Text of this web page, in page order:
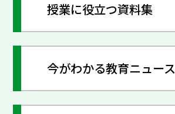
授業に役立つ資料集
今がわかる教育ニュース